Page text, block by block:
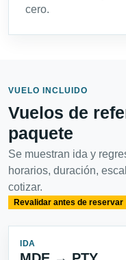
cero.
VUELO INCLUIDO
Vuelos de
paquete
Se muestran ida y
horarios, duración,
cotizar.
Revalidar antes de reservar
IDA